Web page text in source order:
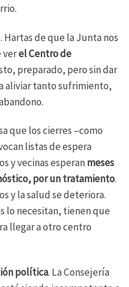
Hartas de que la Junta nos
verel Centro de
preparado, pero sin dar
aliviar tanto sufrimiento,
que los cierres –como
listas de espera
y vecinas esperanmeses
por un tratamiento.
y la salud se deteriora.
lo necesitan, tienen que
llegar a otro centro
política. La Consejería